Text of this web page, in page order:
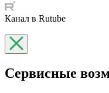
Канал в Rutube
Сервисные